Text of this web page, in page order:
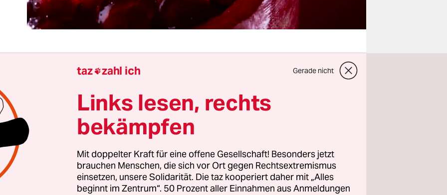
über den Wert und damit auch den Preis von
ist ein Wiedergänger. Mehr Wertschätzung für
wird seit Jahren immer wieder von Po­li­ti­ke­r:in­
Gerne auch aus dem
Getan wurde dafür aber wenig.
oft diejenigen Lebensmittel am billigsten, die
die meisten Kosten verursachen. Nachhaltig
Lebensmittel sind weitaus teurer.
taz zahl ich Gerade nicht
Links lesen, rechts
bekämpfen
Mit doppelter Kraft für eine offene Gesellschaft! Besonders jetzt
brauchen Menschen, die sich vor Ort gegen Rechtsextremismus
einsetzen, unsere Solidarität. Die taz kooperiert daher mit „Alles
beginnt im Zentrum“. 50 Prozent aller Einnahmen aus Anmeldungen